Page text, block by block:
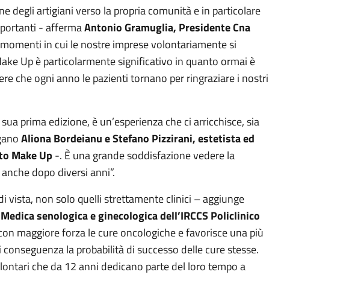
degli artigiani verso la propria comunità e in particolare
- affermaAntonio Gramuglia, Presidente Cna
in cui le nostre imprese volontariamente si
Up è particolarmente significativo in quanto ormai è
che ogni anno le pazienti tornano per ringraziare i nostri
prima edizione, è un’esperienza che ci arricchisce, sia
Aliona Bordeianu e Stefano Pizzirani, estetista ed
Make Up -. È una grande soddisfazione vedere la
dopo diversi anni”.
vista, non solo quelli strettamente clinici – aggiunge
senologica e ginecologica dell’IRCCS Policlinico
maggiore forza le cure oncologiche e favorisce una più
la probabilità di successo delle cure stesse.
che da 12 anni dedicano parte del loro tempo a